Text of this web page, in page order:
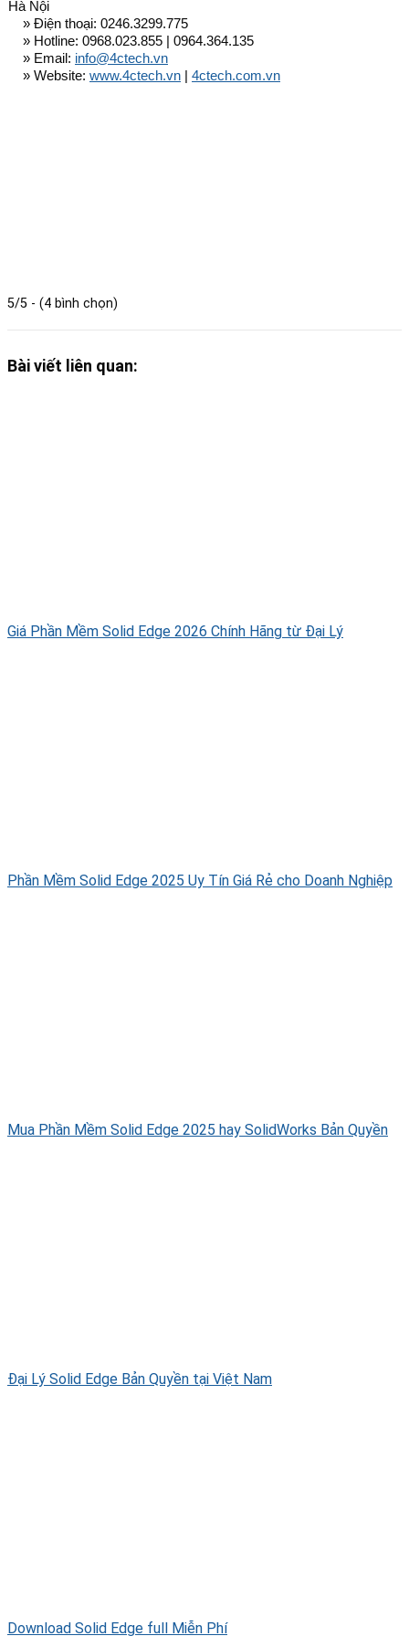
Hà Nội
» Điện thoại: 0246.3299.775
» Hotline: 0968.023.855 | 0964.364.135
» Email: info@4ctech.vn
» Website: www.4ctech.vn | 4ctech.com.vn
5/5 - (4 bình chọn)
Bài viết liên quan:
Giá Phần Mềm Solid Edge 2026 Chính Hãng từ Đại Lý
Phần Mềm Solid Edge 2025 Uy Tín Giá Rẻ cho Doanh Nghiệp
Mua Phần Mềm Solid Edge 2025 hay SolidWorks Bản Quyền
Đại Lý Solid Edge Bản Quyền tại Việt Nam
Download Solid Edge full Miễn Phí